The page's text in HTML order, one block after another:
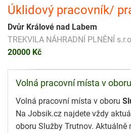
Úklidový pracovník/
Dvůr Králové nad Labem
TREKVILA NÁHRADNÍ PLNĚNÍ
20000 Kč
Volná pracovní místa v
Volná pracovní místa v oboru
Na Jobsik.cz najdete vždy
oboru Služby Trutnov. Aktuálně